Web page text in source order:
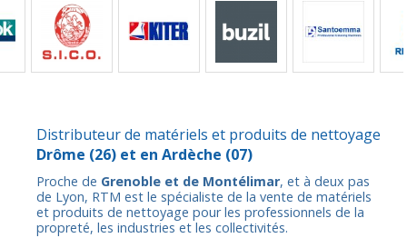
Distributeur de matériels et produits de nettoyage
Drôme (26) et en Ardèche (07)
Proche de Grenoble et de Montélimar, et à deux pas
de Lyon, RTM est le spécialiste de la vente de matériels
et produits de nettoyage pour les professionnels de la
propreté, les industries et les collectivités.